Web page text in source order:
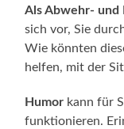
Als Abwehr-
sich vor, Sie
Wie könnten
helfen, mit der
Humor kann für
funktionieren.